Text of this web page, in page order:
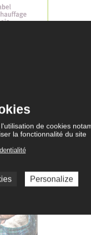
: son
à
disposer
pièce de
de cookies
la fonctionnalité du site
Personalize